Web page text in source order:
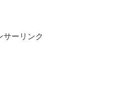
サーリンク